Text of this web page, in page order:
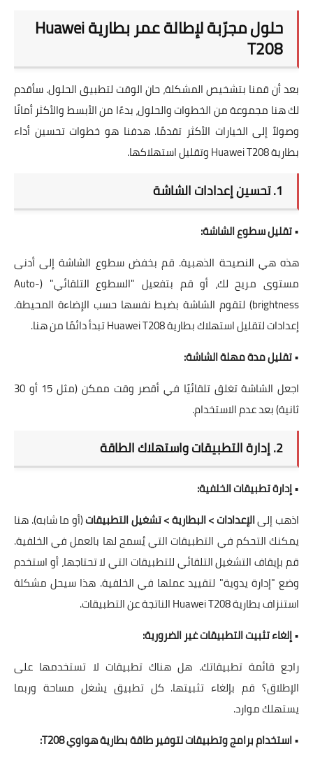
حلول مجرّبة لإطالة عمر بطارية Huawei
T208
بعد أن قمنا بتشخيص المشكلة، حان الوقت لتطبيق الحلول. سأقدم
لك هنا مجموعة من الخطوات والحلول، بدءًا من الأبسط والأكثر أمانًا
وصولاً إلى الخيارات الأكثر تقدمًا. هدفنا هو خطوات تحسين أداء
بطارية Huawei T208 وتقليل استهلاكها.
1. تحسين إعدادات الشاشة
•تقليل سطوع الشاشة:
هذه هي النصيحة الذهبية. قم بخفض سطوع الشاشة إلى أدنى
مستوى مريح لك، أو قم بتفعيل "السطوع التلقائي" (Auto-
brightness) لتقوم الشاشة بضبط نفسها حسب الإضاءة المحيطة.
إعدادات لتقليل استهلاك بطارية Huawei T208 تبدأ دائمًا من هنا.
•تقليل مدة مهلة الشاشة:
اجعل الشاشة تغلق تلقائيًا في أقصر وقت ممكن (مثل 15 أو 30
ثانية) بعد عدم الاستخدام.
2. إدارة التطبيقات واستهلاك الطاقة
•إدارة تطبيقات الخلفية:
اذهب إلىالإعدادات > البطارية > تشغيل التطبيقات(أو ما شابه). هنا
يمكنك التحكم في التطبيقات التي يُسمح لها بالعمل في الخلفية.
قم بإيقاف التشغيل التلقائي للتطبيقات التي لا تحتاجها، أو استخدم
وضع "إدارة يدوية" لتقييد عملها في الخلفية. هذا سيحل مشكلة
استنزاف بطارية Huawei T208 الناتجة عن التطبيقات.
•إلغاء تثبيت التطبيقات غير الضرورية:
راجع قائمة تطبيقاتك. هل هناك تطبيقات لا تستخدمها على
الإطلاق؟ قم بإلغاء تثبيتها. كل تطبيق يشغل مساحة وربما
يستهلك موارد.
•استخدام برامج وتطبيقات لتوفير طاقة بطارية هواوي T208: